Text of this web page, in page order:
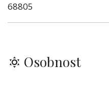
68805
Osobnost